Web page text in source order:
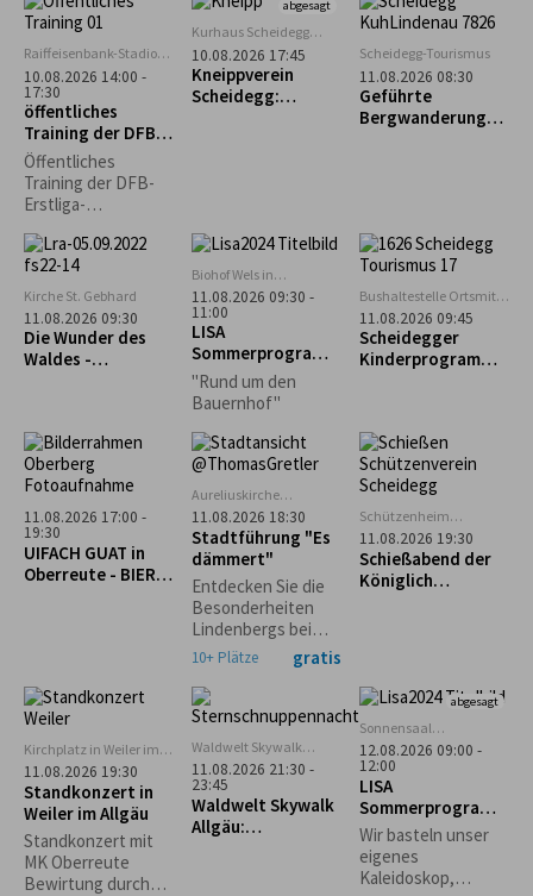
ein fröhliches
Hühnerleben
führen können? Das
und vieles mehr,
erfahrt ihr an
diesem Nachmittag.
Raiffeisenbank-Stadion
in Weiler im Allgäu
10.08.2026 14:00 -
17:30
öffentliches
Training der DFB-
Erstliga-
Schiedsrichter
Öffentliches
Training der DFB-
Erstliga-
Bewirtung
abgesagt
Kurhaus Scheidegg
Mehrzweckraum im UG
10.08.2026 17:45
Kneippverein
Scheidegg:
Scheidegg-Tourismus
11.08.2026 08:30
Geführte
Bergwanderung
Kirche St. Gebhard
11.08.2026 09:30
Die Wunder des
Waldes -
Biohof Wels in
Oberthalhofen
11.08.2026 09:30 -
11:00
LISA
Sommerprogramm
: Hofeinblicke
"Rund um den
Bauernhof"
Bushaltestelle Ortsmitte
Scheidegg
11.08.2026 09:45
Scheidegger
Kinderprogramm:
Heim in Scheffau
11.08.2026 17:00 -
19:30
UIFACH GUAT in
Oberreute - BIER &
Aureliuskirche
Lindenberg
11.08.2026 18:30
Stadtführung "Es
dämmert"
Entdecken Sie die
Besonderheiten
Lindenbergs bei
einem abendlichen
Spaziergang durch
die
Stadtgeschichte
Führung.
10+ Plätze gratis
Schützenheim
Scheidegg
(ehem. Lokschuppen)
11.08.2026 19:30
Schießabend der
Königlich
Kirchplatz in Weiler im
Allgäu
11.08.2026 19:30
Standkonzert in
Weiler im Allgäu
Standkonzert mit
MK Oberreute
Bewirtung durch
Waldwelt Skywalk
Allgäu, Scheidegg
11.08.2026 21:30 -
23:45
Waldwelt Skywalk
Allgäu:
abgesagt
Sonnensaal
Stiefenhofen
12.08.2026 09:00 -
12:00
LISA
Sommerprogramm
: Kreativ mit
Naturmaterialien
Wir basteln unser
eigenes
Kaleidoskop,